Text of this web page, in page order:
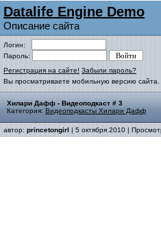
Datalife Engine Demo
Описание сайта
Логин:
Пароль:
Регистрация на сайте! Забыли пароль?
Вы просматриваете мобильную версию сайта.
Хилари Дафф - Видеоподкаст # 3
Категория: Видеоподкасты Хилари Дафф
автор: princetongirl | 5 октября 2010 |